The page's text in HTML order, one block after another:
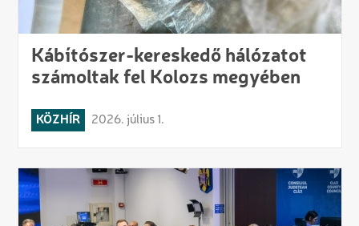
Kábítószer-kereskedő hálózatot
számoltak fel Kolozs megyében
KÖZHÍR 2026. július 1.